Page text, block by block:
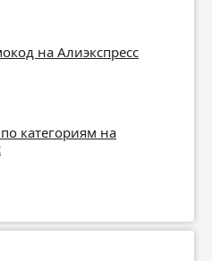
на Алиэкспресс
категориям на